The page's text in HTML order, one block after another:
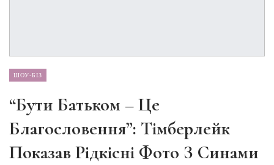
ШОУ-БІЗ
“Бути Батьком – Це
Благословення”: Тімберлейк
Показав Рідкісні Фото З Синами